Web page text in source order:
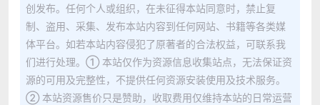
创发布。任何个人或组织，在未征得本站同意时，禁止复
制、盗用、采集、发布本站内容到任何网站、书籍等各类媒
体平台。如若本站内容侵犯了原著者的合法权益，可联系我
们进行处理。① 本站仅作为资源信息收集站点，无法保证资
源的可用及完整性，不提供任何资源安装使用及技术服务。
② 本站资源售价只是赞助，收取费用仅维持本站的日常运营